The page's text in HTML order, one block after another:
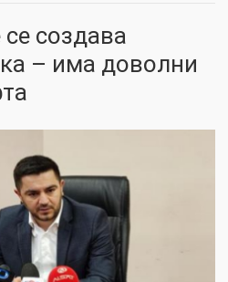
создава
– има доволни